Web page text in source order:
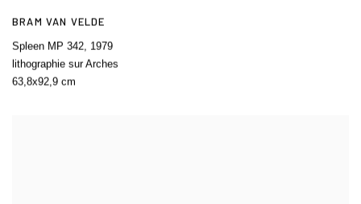
BRAM VAN VELDE
Spleen MP 342, 1979
lithographie sur Arches
63,8x92,9 cm